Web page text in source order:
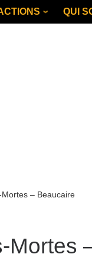
QUI
– Beaucaire
Mortes